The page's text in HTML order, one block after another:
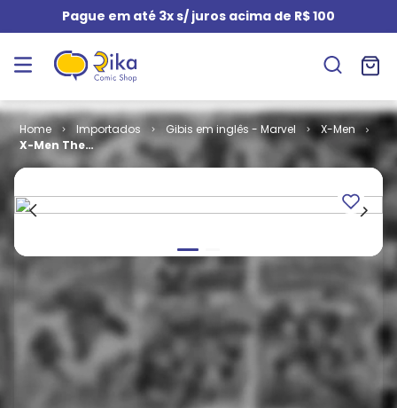
Pague em até 3x s/ juros acima de R$ 100
Importados Gibis em inglês - Marvel
X-Men
X-Men The
Hidden Years